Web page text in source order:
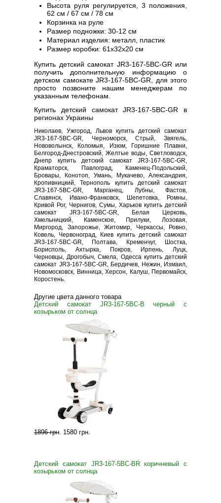
Высота руля регулируется, 3 положения,
62 см / 67 см / 78 см
Корзинка на руле
Размер подножки: 30-12 см
Материал изделия: металл, пластик
Размер коробки: 61х32х20 см
Купить детский самокат JR3-167-5BC-GR или
получить дополнительную информацию о
детском самокате JR3-167-5BC-GR, для этого
просто позвоните нашим менеджерам по
указанным телефонам.
Купить детский самокат JR3-167-5BC-GR в
регионах Украины
Николаев, Ужгород, Львов купить детский самокат
JR3-167-5BC-GR, Черноморск, Стрый, Звягель,
Нововолынск, Коломыя, Изюм, Горишние Плавни,
Белгород-Днестровский, Желтые воды, Светловодск,
Днепр купить детский самокат JR3-167-5BC-GR,
Краматорск, Павлоград, Каменец-Подольский,
Бровары, Конотоп, Умань, Мукачево, Александрия,
Кропивницкий, Тернополь купить детский самокат
JR3-167-5BC-GR, Марганец, Лубны, Фастов,
Славянск, Ивано-Франковск, Шепетовка, Ромны,
Кривой Рог, Чернигов, Сумы, Харьков купить детский
самокат JR3-167-5BC-GR, Белая Церковь,
Хмельницкий, Каменское, Прилуки, Лозовая,
Миргород, Запорожье, Житомир, Черкассы, Ровно,
Ковель, Червоноград, Киев купить детский самокат
JR3-167-5BC-GR, Полтава, Кременчуг, Шостка,
Борисполь, Ахтырка, Покров, Ирпень, Луцк,
Черновцы, Дрогобыч, Смела, Одесса купить детский
самокат JR3-167-5BC-GR, Бердичев, Нежин, Измаил,
Новомосковск, Винница, Херсон, Калуш, Первомайск,
Коростень.
Другие цвета данного товара
Детский самокат JR3-167-5BC-B черный с
козырьком от солнца
1896 грн. 1580 грн.
Детский самокат JR3-167-5BC-BR коричневый с
козырьком от солнца